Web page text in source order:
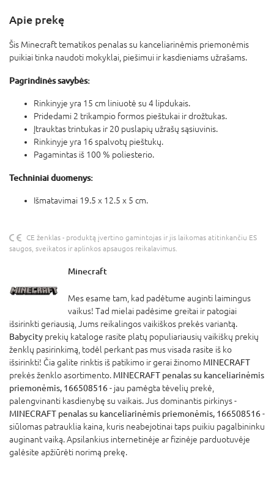
Apie prekę
Šis Minecraft tematikos penalas su kanceliarinėmis priemonėmis
puikiai tinka naudoti mokyklai, piešimui ir kasdieniams užrašams.
Pagrindinės savybės:
Rinkinyje yra 15 cm liniuotė su 4 lipdukais.
Pridedami 2 trikampio formos pieštukai ir drožtukas.
Įtrauktas trintukas ir 20 puslapių užrašų sąsiuvinis.
Rinkinyje yra 16 spalvotų pieštukų.
Pagamintas iš 100 % poliesterio.
Techniniai duomenys:
Išmatavimai 19.5 x 12.5 x 5 cm.
CE ženklas - produktą įvertino gamintojas ir jis laikomas atitinkančiu ES
saugos, sveikatos ir aplinkos apsaugos reikalavimus.
Minecraft
Mes esame tam, kad padėtume auginti laimingus
vaikus! Tad mielai padėsime greitai ir patogiai
išsirinkti geriausią, Jums reikalingos vaikiškos prekės variantą.
Babycity prekių kataloge rasite platų populiariausių vaikiškų prekių
ženklų pasirinkimą, todėl perkant pas mus visada rasite iš ko
išsirinkti! Čia galite rinktis iš patikimo ir gerai žinomo MINECRAFT
prekės ženklo asortimento. MINECRAFT penalas su kanceliarinėmis
priemonėmis, 166508516- jau pamėgta tėvelių prekė,
palengvinanti kasdienybę su vaikais. Jus dominantis pirkinys -
MINECRAFT penalas su kanceliarinėmis priemonėmis, 166508516-
siūlomas patrauklia kaina, kuris neabejotinai taps puikiu pagalbininku
auginant vaiką. Apsilankius internetinėje ar fizinėje parduotuvėje
galėsite apžiūrėti norimą prekę.